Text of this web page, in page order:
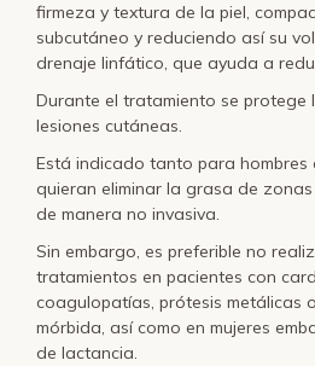
firmeza y textura de la piel,
subcutáneo y reduciendo así su
drenaje linfático, que ayuda a
Durante el tratamiento se protege
lesiones cutáneas.
Está indicado tanto para hombres
quieran eliminar la grasa de
de manera no invasiva.
Sin embargo, es preferible no
tratamientos en pacientes con
coagulopatías, prótesis metálicas
mórbida, así como en mujeres
de lactancia.